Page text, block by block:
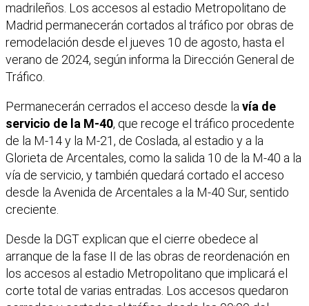
madrileños. Los accesos al estadio Metropolitano de
Madrid permanecerán cortados al tráfico por obras de
remodelación desde el jueves 10 de agosto, hasta el
verano de 2024, según informa la Dirección General de
Tráfico.
Permanecerán cerrados el acceso desde lavía de
servicio de la M-40, que recoge el tráfico procedente
de la M-14 y la M-21, de Coslada, al estadio y a la
Glorieta de Arcentales, como la salida 10 de la M-40 a la
vía de servicio, y también quedará cortado el acceso
desde la Avenida de Arcentales a la M-40 Sur, sentido
creciente.
Desde la DGT explican que el cierre obedece al
arranque de la fase II de las obras de reordenación en
los accesos al estadio Metropolitano que implicará el
corte total de varias entradas. Los accesos quedaron